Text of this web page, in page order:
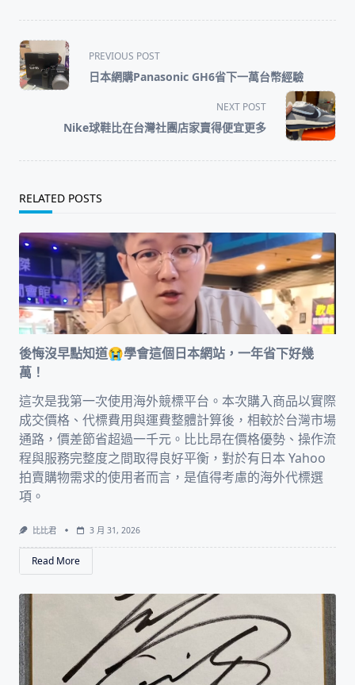
<span
class="nav-
subtitle
PREVIOUS POST
日本網購Panasonic GH6省下一萬台幣經驗
NEXT POST
Nike球鞋比在台灣社團店家賣得便宜更多
RELATED POSTS
後悔沒早點知道😭學會這個日本網站，一年省下好幾
萬！
這次是我第一次使用海外競標平台。本次購入商品以實際
成交價格、代標費用與運費整體計算後，相較於台灣市場
通路，價差節省超過一千元。比比昂在價格優勢、操作流
程與服務完整度之間取得良好平衡，對於有日本 Yahoo
拍賣購物需求的使用者而言，是值得考慮的海外代標選
項。
比比君 3 月 31, 2026
Read More